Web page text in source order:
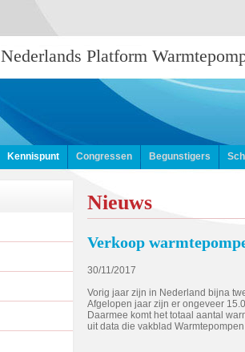
Nederlands Platform
Kennispunt Congressen Begunstigers
Nieuws
Verkoop
30/11/2017
Vorig jaar zijn in Nederland bijna
Afgelopen jaar zijn er ongeveer
Daarmee komt het totaal aantal
uit data die vakblad